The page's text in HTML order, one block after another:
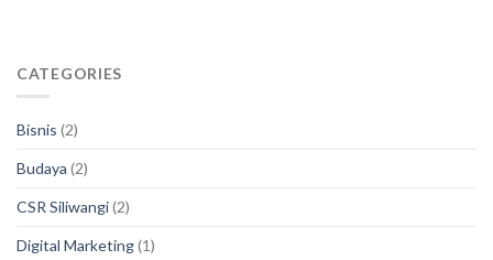
CATEGORIES
Bisnis (2)
Budaya (2)
CSR Siliwangi(2)
Digital Marketing(1)